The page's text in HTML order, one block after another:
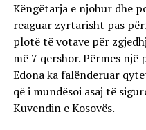
Këngëtarja e njohur dhe
reaguar zyrtarisht pas
plotë të votave për
më 7 qershor. Përmes
Edona ka falënderuar
që i mundësoi asaj të
Kuvendin e Kosovës.